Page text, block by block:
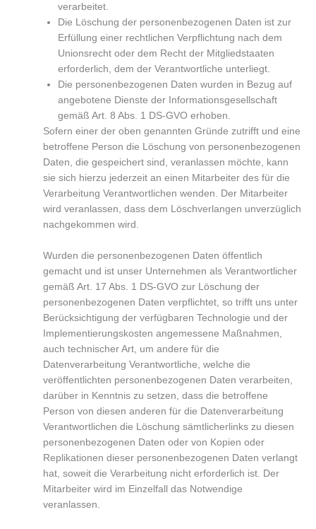
verarbeitet.
Die Löschung der personenbezogenen Daten ist zur
Erfüllung einer rechtlichen Verpflichtung nach dem
Unionsrecht oder dem Recht der Mitgliedstaaten
erforderlich, dem der Verantwortliche unterliegt.
Die personenbezogenen Daten wurden in Bezug auf
angebotene Dienste der Informationsgesellschaft
gemäß Art. 8 Abs. 1 DS-GVO erhoben.
Sofern einer der oben genannten Gründe zutrifft und eine
betroffene Person die Löschung von personenbezogenen
Daten, die gespeichert sind, veranlassen möchte, kann
sie sich hierzu jederzeit an einen Mitarbeiter des für die
Verarbeitung Verantwortlichen wenden. Der Mitarbeiter
wird veranlassen, dass dem Löschverlangen unverzüglich
nachgekommen wird.
Wurden die personenbezogenen Daten öffentlich
gemacht und ist unser Unternehmen als Verantwortlicher
gemäß Art. 17 Abs. 1 DS-GVO zur Löschung der
personenbezogenen Daten verpflichtet, so trifft uns unter
Berücksichtigung der verfügbaren Technologie und der
Implementierungskosten angemessene Maßnahmen,
auch technischer Art, um andere für die
Datenverarbeitung Verantwortliche, welche die
veröffentlichten personenbezogenen Daten verarbeiten,
darüber in Kenntnis zu setzen, dass die betroffene
Person von diesen anderen für die Datenverarbeitung
Verantwortlichen die Löschung sämtlicherlinks zu diesen
personenbezogenen Daten oder von Kopien oder
Replikationen dieser personenbezogenen Daten verlangt
hat, soweit die Verarbeitung nicht erforderlich ist. Der
Mitarbeiter wird im Einzelfall das Notwendige
veranlassen.